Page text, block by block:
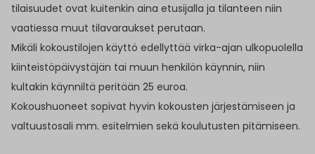
tilaisuudet ovat kuitenkin aina etusijalla ja tilanteen niin
vaatiessa muut tilavaraukset perutaan.
Mikäli kokoustilojen käyttö edellyttää virka-ajan ulkopuolella
kiinteistöpäivystäjän tai muun henkilön käynnin, niin
kultakin käynniltä peritään 25 euroa.
Kokoushuoneet sopivat hyvin kokousten järjestämiseen ja
valtuustosali mm. esitelmien sekä koulutusten pitämiseen.